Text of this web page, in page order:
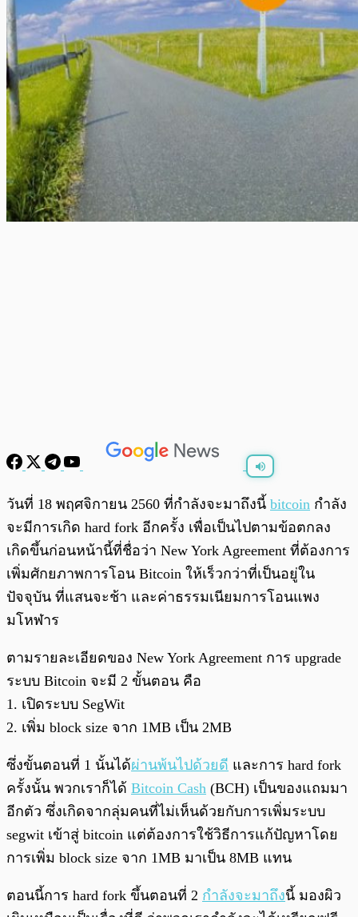
0:00
วันที่ 18 พฤศจิกายน 2560 ที่กำลังจะมาถึงนี้ bitcoin กำลัง
จะมีการเกิด hard fork อีกครั้ง เพื่อเป็นไปตามข้อตกลง
เกิดขึ้นก่อนหน้านี้ที่ชื่อว่า New York Agreement ที่ต้องการ
เพิ่มศักยภาพการโอน Bitcoin ให้เร็วกว่าที่เป็นอยู่ใน
ปัจจุบัน ที่แสนจะช้า และค่าธรรมเนียมการโอนแพง
มโหฬาร
ตามรายละเอียดของ New York Agreement การ upgrade
ระบบ Bitcoin จะมี 2 ขั้นตอน คือ
1. เปิดระบบ SegWit
2. เพิ่ม block size จาก 1MB เป็น 2MB
ซึ่งขั้นตอนที่ 1 นั้นได้ผ่านพ้นไปด้วยดี และการ hard fork
ครั้งนั้น พวกเราก็ได้ Bitcoin Cash (BCH) เป็นของแถมมา
อีกตัว ซึ่งเกิดจากลุ่มคนที่ไม่เห็นด้วยกับการเพิ่มระบบ
segwit เข้าสู่ bitcoin แต่ต้องการใช้วิธีการแก้ปัญหาโดย
การเพิ่ม block size จาก 1MB มาเป็น 8MB แทน
ตอนนี้การ hard fork ขึ้นตอนที่ 2 กำลังจะมาถึงนี้ มองผิว